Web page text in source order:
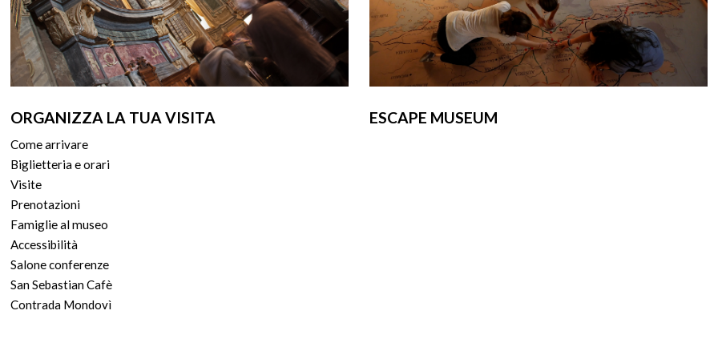
ORGANIZZA LA TUA VISITA
Come arrivare
Biglietteria e orari
Visite
Prenotazioni
Famiglie al museo
Accessibilità
Salone conferenze
San Sebastian Cafè
Contrada Mondovì
ESCAPE MUSEUM